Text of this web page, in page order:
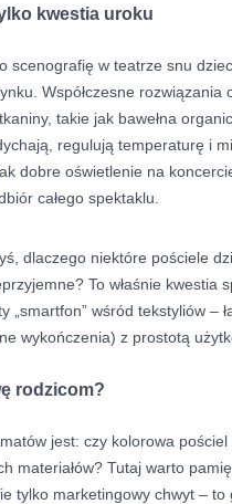
kwestia uroku
scenografię w teatrze snu
Współczesne
takie jak bawełna
regulują temperaturę i
dobre oświetlenie na
całego spektaklu.
dlaczego niektóre pościele
To właśnie kwestia
„smartfon” wśród tekstyliów –
wykończenia) z prostotą
rodzicom?
jest: czy kolorowa pościel
materiałów? Tutaj warto
tylko marketingowy chwyt –